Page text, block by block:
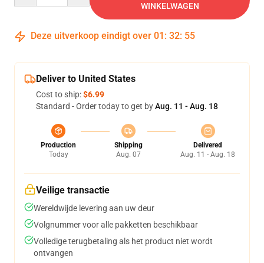
WINKELWAGEN
Deze uitverkoop eindigt over 01 : 32: 54
Deliver to United States
Cost to ship:$6.99
Standard - Order today to get byAug. 11 - Aug. 18
Production
Today
Shipping
Aug. 07
Delivered
Aug. 11 - Aug. 18
Veilige transactie
Wereldwijde levering aan uw deur
Volgnummer voor alle pakketten beschikbaar
Volledige terugbetaling als het product niet wordt
ontvangen